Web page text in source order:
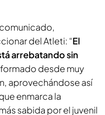
del Atleti: “El
arrebatando sin
formado desde muy
aprovechándose así
enmarca la
sabida por el juvenil